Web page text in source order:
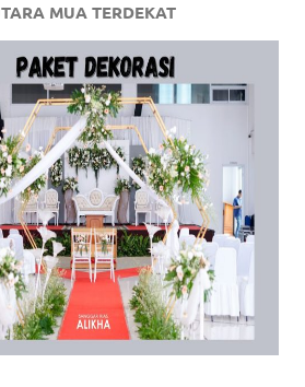
MUA TERDEKAT